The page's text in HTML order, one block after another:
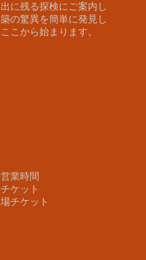
に残る探検にご案内し
の驚異を簡単に発見し
こから始まります。
業時間
ケット
チケット